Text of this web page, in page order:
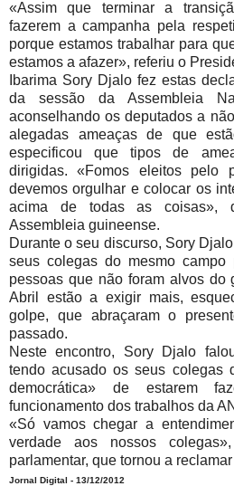
«Assim que terminar a
fazerem a campanha pela
porque estamos trabalhar para
estamos a afazer», referiu o
Ibarima Sory Djalo fez estas
da sessão da Assembleia
aconselhando os deputados a
alegadas ameaças de que
especificou que tipos de
dirigidas.«Fomos eleitos pelo
devemos orgulhar e colocar os
acima de todas as coisas»,
Assembleia guineense.
Durante o seu discurso, Sory
seus colegas do mesmo
pessoas que não foram alvos
Abril estão a exigir mais,
golpe, que abraçaram o
passado.
Neste encontro, Sory Djalo
tendo acusado os seus colegas
democrática» de estarem
funcionamento dos trabalhos da
«Só vamos chegar a
verdade aos nossos
parlamentar, que tornou a
Jornal Digital - 13/12/2012